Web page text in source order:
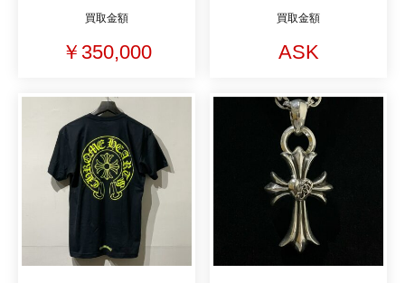
買取金額
￥350,000
買取金額
ASK